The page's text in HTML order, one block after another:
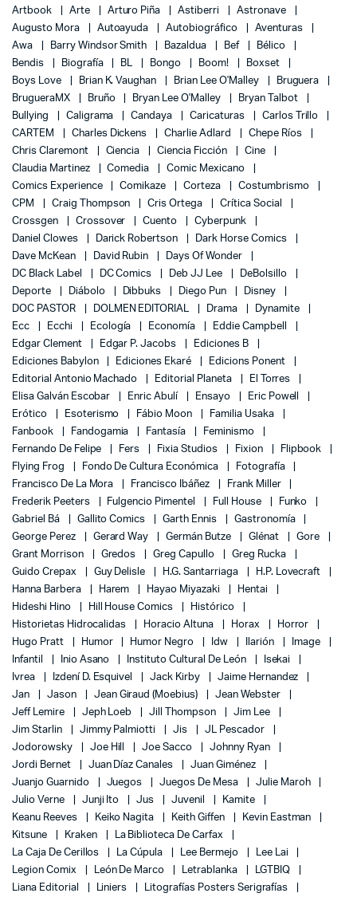
Artbook
Arte Arturo Piña Astiberri
Astronave
Augusto Mora
Autoayuda Autobiográfico
Aventuras
Awa
Barry Windsor Smith Bazaldua Bef
Bélico
Bendis
Biografía BL Bongo Boom!
Boxset
Boys Love
Brian K. Vaughan Brian Lee O'Malley
Bruguera
BrugueraMX
Bruño Bryan Lee O'Malley
Bryan Talbot
Bullying
Caligrama Candaya Caricaturas
Carlos Trillo
CARTEM
Charles Dickens Charlie Adlard
Chepe Ríos
Chris Claremont
Ciencia Ciencia Ficción
Cine
Claudia Martinez
Comedia
Comic Mexicano
Comics Experience
Comikaze Corteza
Costumbrismo
CPM
Craig Thompson Cris Ortega
Crítica Social
Crossgen
Crossover Cuento
Cyberpunk
Daniel Clowes
Darick Robertson
Dark Horse Comics
Dave McKean
David Rubin
Days Of Wonder
DC Black Label
DC Comics Deb JJ Lee
DeBolsillo
Deporte
Diábolo Dibbuks Diego Pun
Disney
DOC PASTOR
DOLMEN EDITORIAL Drama
Dynamite
Ecc
Ecchi Ecología Economía
Eddie Campbell
Edgar Clement
Edgar P. Jacobs
Ediciones B
Ediciones Babylon
Ediciones Ekaré
Edicions Ponent
Editorial Antonio Machado
Editorial Planeta
El Torres
Elisa Galván Escobar
Enric Abulí Ensayo
Eric Powell
Erótico
Esoterismo Fábio Moon
Familia Usaka
Fanbook
Fandogamia Fantasía
Feminismo
Fernando De Felipe
Fers Fixia Studios Fixion
Flipbook
Flying Frog
Fondo De Cultura Económica
Fotografía
Francisco De La Mora
Francisco Ibáñez
Frank Miller
Frederik Peeters
Fulgencio Pimentel Full House
Funko
Gabriel Bá
Gallito Comics Garth Ennis
Gastronomía
George Perez
Gerard Way Germán Butze Glénat
Gore
Grant Morrison
Gredos Greg Capullo
Greg Rucka
Guido Crepax
Guy Delisle H.G. Santarriaga
H.P. Lovecraft
Hanna Barbera
Harem Hayao Miyazaki
Hentai
Hideshi Hino
Hill House Comics
Histórico
Historietas Hidrocalidas
Horacio Altuna Horax
Horror
Hugo Pratt
Humor Humor Negro Idw Ilarión
Image
Infantil
Inio Asano Instituto Cultural De León
Isekai
Ivrea
Izdení D. Esquivel Jack Kirby
Jaime Hernandez
Jan
Jason Jean Giraud (Moebius)
Jean Webster
Jeff Lemire
Jeph Loeb Jill Thompson
Jim Lee
Jim Starlin
Jimmy Palmiotti Jis
JL Pescador
Jodorowsky
Joe Hill Joe Sacco
Johnny Ryan
Jordi Bernet
Juan Díaz Canales
Juan Giménez
Juanjo Guarnido
Juegos Juegos De Mesa
Julie Maroh
Julio Verne
Junji Ito Jus Juvenil
Kamite
Keanu Reeves
Keiko Nagita Keith Giffen
Kevin Eastman
Kitsune
Kraken
La Biblioteca De Carfax
La Caja De Cerillos
La Cúpula Lee Bermejo
Lee Lai
Legion Comix
León De Marco Letrablanka
LGTBIQ
Liana Editorial
Liniers
Litografías Posters Serigrafías